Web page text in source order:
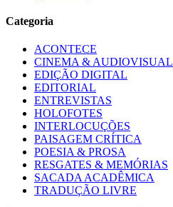
Categoria
ACONTECE
CINEMA & AUDIOVISUAL
EDIÇÃO DIGITAL
EDITORIAL
ENTREVISTAS
HOLOFOTES
INTERLOCUÇÕES
PAISAGEM CRÍTICA
POESIA & PROSA
RESGATES & MEMÓRIAS
SACADA ACADÊMICA
TRADUÇÃO LIVRE